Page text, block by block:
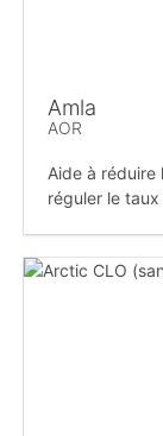
Amla
AOR
Aide à
réguler le